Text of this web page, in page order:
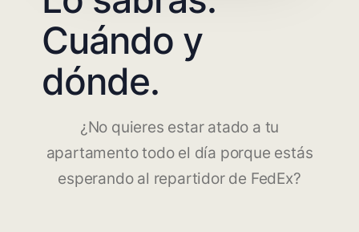
Cuándo y
dónde.
¿No quieres estar atado a tu
apartamento todo el día porque estás
esperando al repartidor de FedEx?